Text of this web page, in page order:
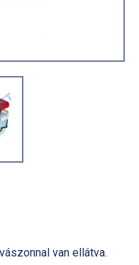
van ellátva.